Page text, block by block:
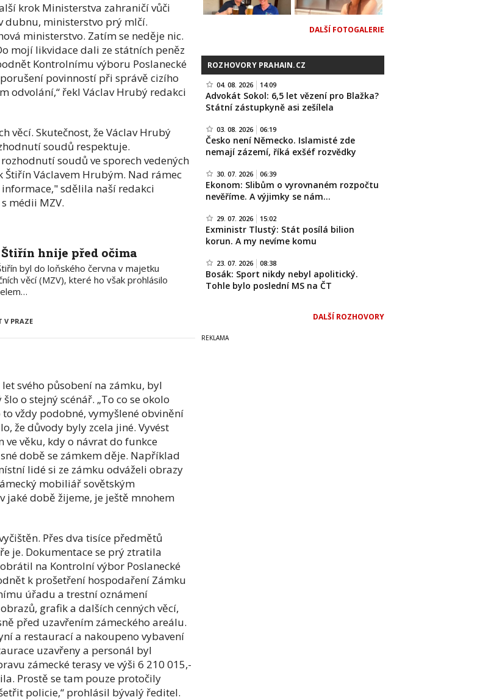
krok Ministerstva zahraničí vůči
dubnu, ministerstvo prý mlčí.
ministerstvo. Zatím se neděje nic.
mojí likvidace dali ze státních peněz
Kontrolnímu výboru Poslanecké
povinností při správě cizího
odvolání,“ řekl Václav Hrubý redakci
věcí. Skutečnost, že Václav Hrubý
soudů respektuje.
soudů ve sporech vedených
Václavem Hrubým. Nad rámec
sdělila naší redakci
médii MZV.
hnije před očima
byl do loňského června v majetku
věcí (MZV), které ho však prohlásilo
V PRAZE
svého působení na zámku, byl
o stejný scénář. „To co se okolo
vždy podobné, vymyšlené obvinění
že důvody byly zcela jiné. Vyvést
věku, kdy o návrat do funkce
době se zámkem děje. Například
lidé si ze zámku odváželi obrazy
mobiliář sovětským
jaké době žijeme, je ještě mnohem
Přes dva tisíce předmětů
je. Dokumentace se prý ztratila
na Kontrolní výbor Poslanecké
k prošetření hospodaření Zámku
úřadu a trestní oznámení
grafik a dalších cenných věcí,
před uzavřením zámeckého areálu.
a restaurací a nakoupeno vybavení
uzavřeny a personál byl
zámecké terasy ve výši 6 210 015,-
Prostě se tam pouze protočily
policie,“ prohlásil bývalý ředitel.
DALŠÍ FOTOGALERIE
ROZHOVORY PRAHAIN.CZ
04. 08. 2026 14:09
Advokát Sokol: 6,5 let vězení pro Blažka?
Státní zástupkyně asi zešílela
03. 08. 2026 06:19
Česko není Německo. Islamisté zde
nemají zázemí, říká exšéf rozvědky
30. 07. 2026 06:39
Ekonom: Slibům o vyrovnaném rozpočtu
nevěříme. A výjimky se nám…
29. 07. 2026 15:02
Exministr Tlustý: Stát posílá bilion
korun. A my nevíme komu
23. 07. 2026 08:38
Bosák: Sport nikdy nebyl apolitický.
Tohle bylo poslední MS na ČT
DALŠÍ ROZHOVORY